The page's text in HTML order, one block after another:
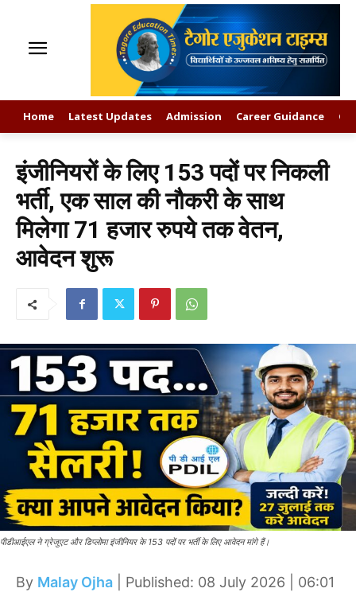
Home Latest Updates Admission Career Guidance GK
इंजीनियरों के लिए 153 पदों पर निकली
भर्ती, एक साल की नौकरी के साथ
मिलेगा 71 हजार रुपये तक वेतन,
आवेदन शुरू
पीडीआईएल ने ग्रेजुएट और डिप्लोमा इंजीनियर के 153 पदों पर भर्ती के लिए आवेदन मांगे हैं।
By Malay Ojha | Published: 08 July 2026 | 06:01